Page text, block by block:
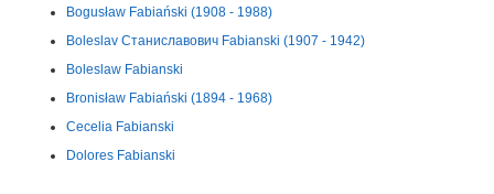
Bogusław Fabiański (1908 - 1988)
Boleslav Станиславович Fabianski (1907 - 1942)
Boleslaw Fabianski
Bronisław Fabiański (1894 - 1968)
Cecelia Fabianski
Dolores Fabianski